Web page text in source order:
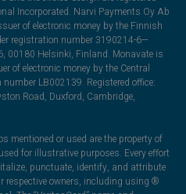
Incorporated. Narvi Payments Oy Ab
of electronic money by the Finnish
registration number 3190214-6—
00180 Helsinki, Finland. Monavate is
of electronic money by the Central
LB002139. Registered office:
Road, Duxford, Cambridge,
mentioned or used are the property of
for illustrative purposes. Every effort
punctuate, identify, and attribute
respective owners, including using ®